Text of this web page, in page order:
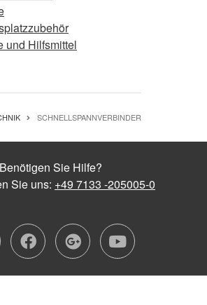
und Hilfsmittel
SCHNELLSPANNVERBINDER
Benötigen Sie Hilfe?
Sie uns: +49 7133 -205005-0
facebook
google-